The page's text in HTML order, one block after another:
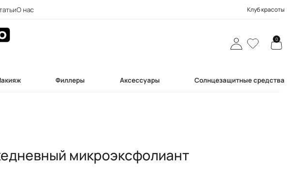
О нас Клуб красоты
0
Филлеры Аксессуары Солнцезащитные средства
микроэксфолиант